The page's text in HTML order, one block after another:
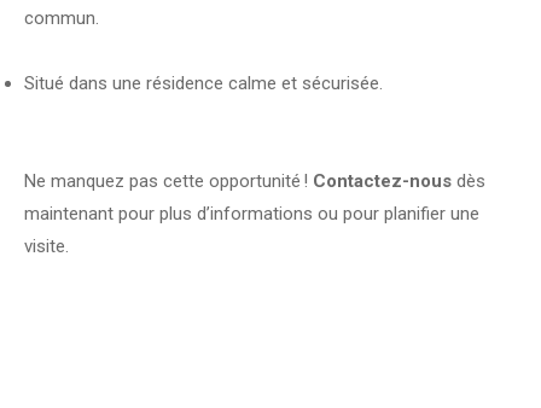
commun.
Situé dans une résidence calme et sécurisée.
Ne manquez pas cette opportunité ! Contactez-nous dès
maintenant pour plus d’informations ou pour planifier une
visite.